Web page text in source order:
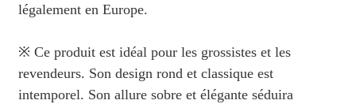
légalement en Europe.
※ Ce produit est idéal pour les grossistes et les
revendeurs. Son design rond et classique est
intemporel. Son allure sobre et élégante séduira